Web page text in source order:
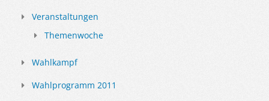
Veranstaltungen
Themenwoche
Wahlkampf
Wahlprogramm 2011